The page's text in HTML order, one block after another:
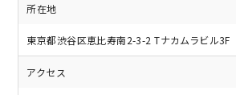
所在地
東京都渋谷区恵比寿南2-3-2 Tナカムラビル3F
アクセス